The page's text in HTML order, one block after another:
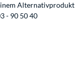
- 90 50 40